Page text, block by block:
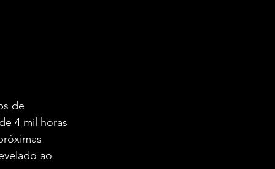
de
4 mil horas
ao